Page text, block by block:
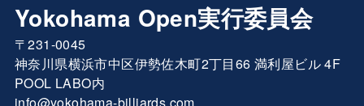
Yokohama Open実行委員会
〒231-0045
神奈川県横浜市中区伊勢佐木町2丁目66 満利屋ビル 4F
POOL LABO内